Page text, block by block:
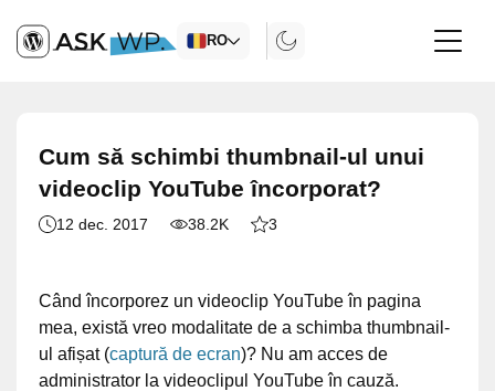
RO
Cum să schimbi thumbnail-ul unui
videoclip YouTube încorporat?
12 dec. 2017 38.2K 3
Când încorporez un videoclip YouTube în pagina
mea, există vreo modalitate de a schimba thumbnail-
ul afișat (captură de ecran)? Nu am acces de
administrator la videoclipul YouTube în cauză.